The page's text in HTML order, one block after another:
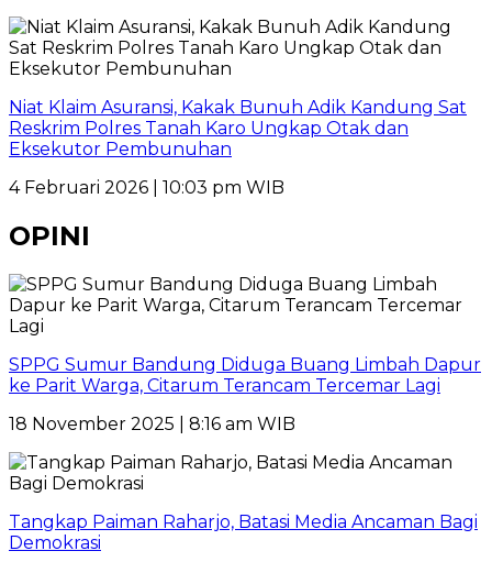
Niat Klaim Asuransi, Kakak Bunuh Adik Kandung Sat
Reskrim Polres Tanah Karo Ungkap Otak dan
Eksekutor Pembunuhan
4 Februari 2026 | 10:03 pm WIB
OPINI
SPPG Sumur Bandung Diduga Buang Limbah Dapur
ke Parit Warga, Citarum Terancam Tercemar Lagi
18 November 2025 | 8:16 am WIB
Tangkap Paiman Raharjo, Batasi Media Ancaman Bagi
Demokrasi